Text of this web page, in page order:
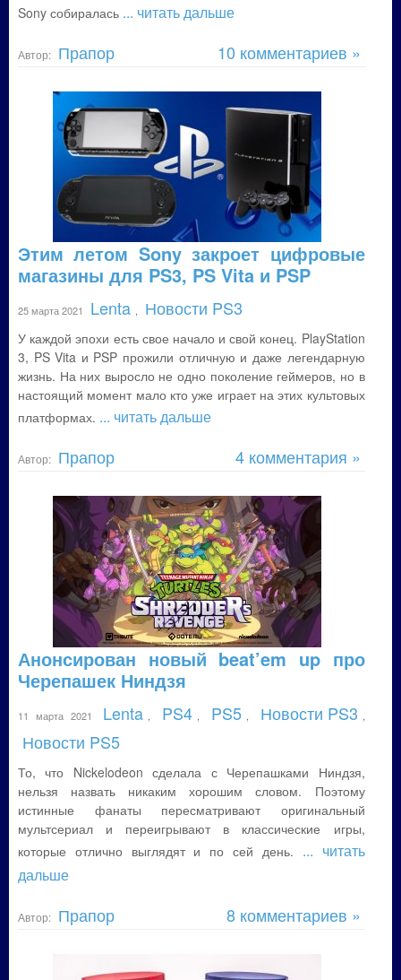
Sony собиралась ... читать дальше
Автор: Прапор 10 комментариев »
Этим летом Sony закроет цифровые
магазины для PS3, PS Vita и PSP
25 марта 2021 Lenta Новости PS3
У каждой эпохи есть свое начало и свой конец. PlayStation
3, PS Vita и PSP прожили отличную и даже легендарную
жизнь. На них выросло не одно поколение геймеров, но в
настоящий момент мало кто уже играет на этих культовых
платформах. ... читать дальше
Автор: Прапор 4 комментария »
Анонсирован новый beat’em up про
Черепашек Ниндзя
11 марта 2021 Lenta PS4 PS5 Новости PS3
Новости PS5
То, что Nickelodeon сделала с Черепашками Ниндзя,
нельзя назвать никаким хорошим словом. Поэтому
истинные фанаты пересматривают оригинальный
мультсериал и переигрывают в классические игры,
которые отлично выглядят и по сей день. ... читать
дальше
Автор: Прапор 8 комментариев »